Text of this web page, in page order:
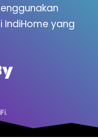
yang